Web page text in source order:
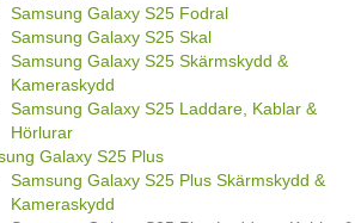
Samsung Galaxy S25 Fodral
Samsung Galaxy S25 Skal
Samsung Galaxy S25 Skärmskydd &
Kameraskydd
Samsung Galaxy S25 Laddare, Kablar &
Hörlurar
Galaxy S25 Plus
Samsung Galaxy S25 Plus Skärmskydd &
Kameraskydd